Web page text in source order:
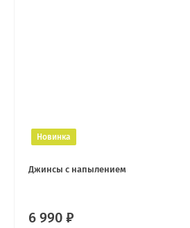
Новинка
Джинсы с напылением
6 990 ₽